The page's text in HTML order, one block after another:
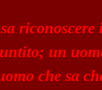
un
che sa